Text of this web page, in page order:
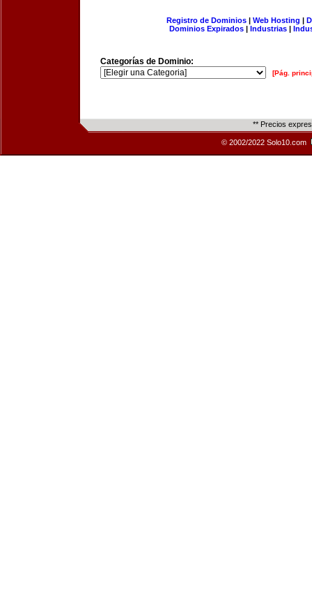
Registro de Dominios| Web Hosting |
Dominios Expirados | Industrias |
Categorías de Dominio:
[Pág.
** Precios
© 2002/2022 Solo10.com